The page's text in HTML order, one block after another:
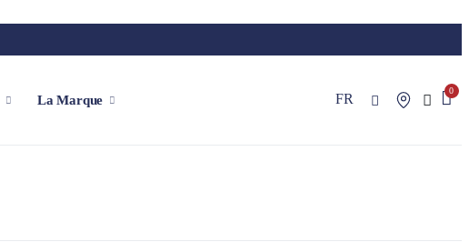
La Marque FR